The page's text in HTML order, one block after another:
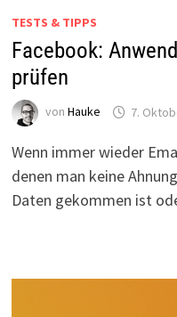
TESTS & TIPPS
Facebook:
prüfen
von Hauke 7.
Wenn immer wieder
denen man keine
Daten gekommen ist